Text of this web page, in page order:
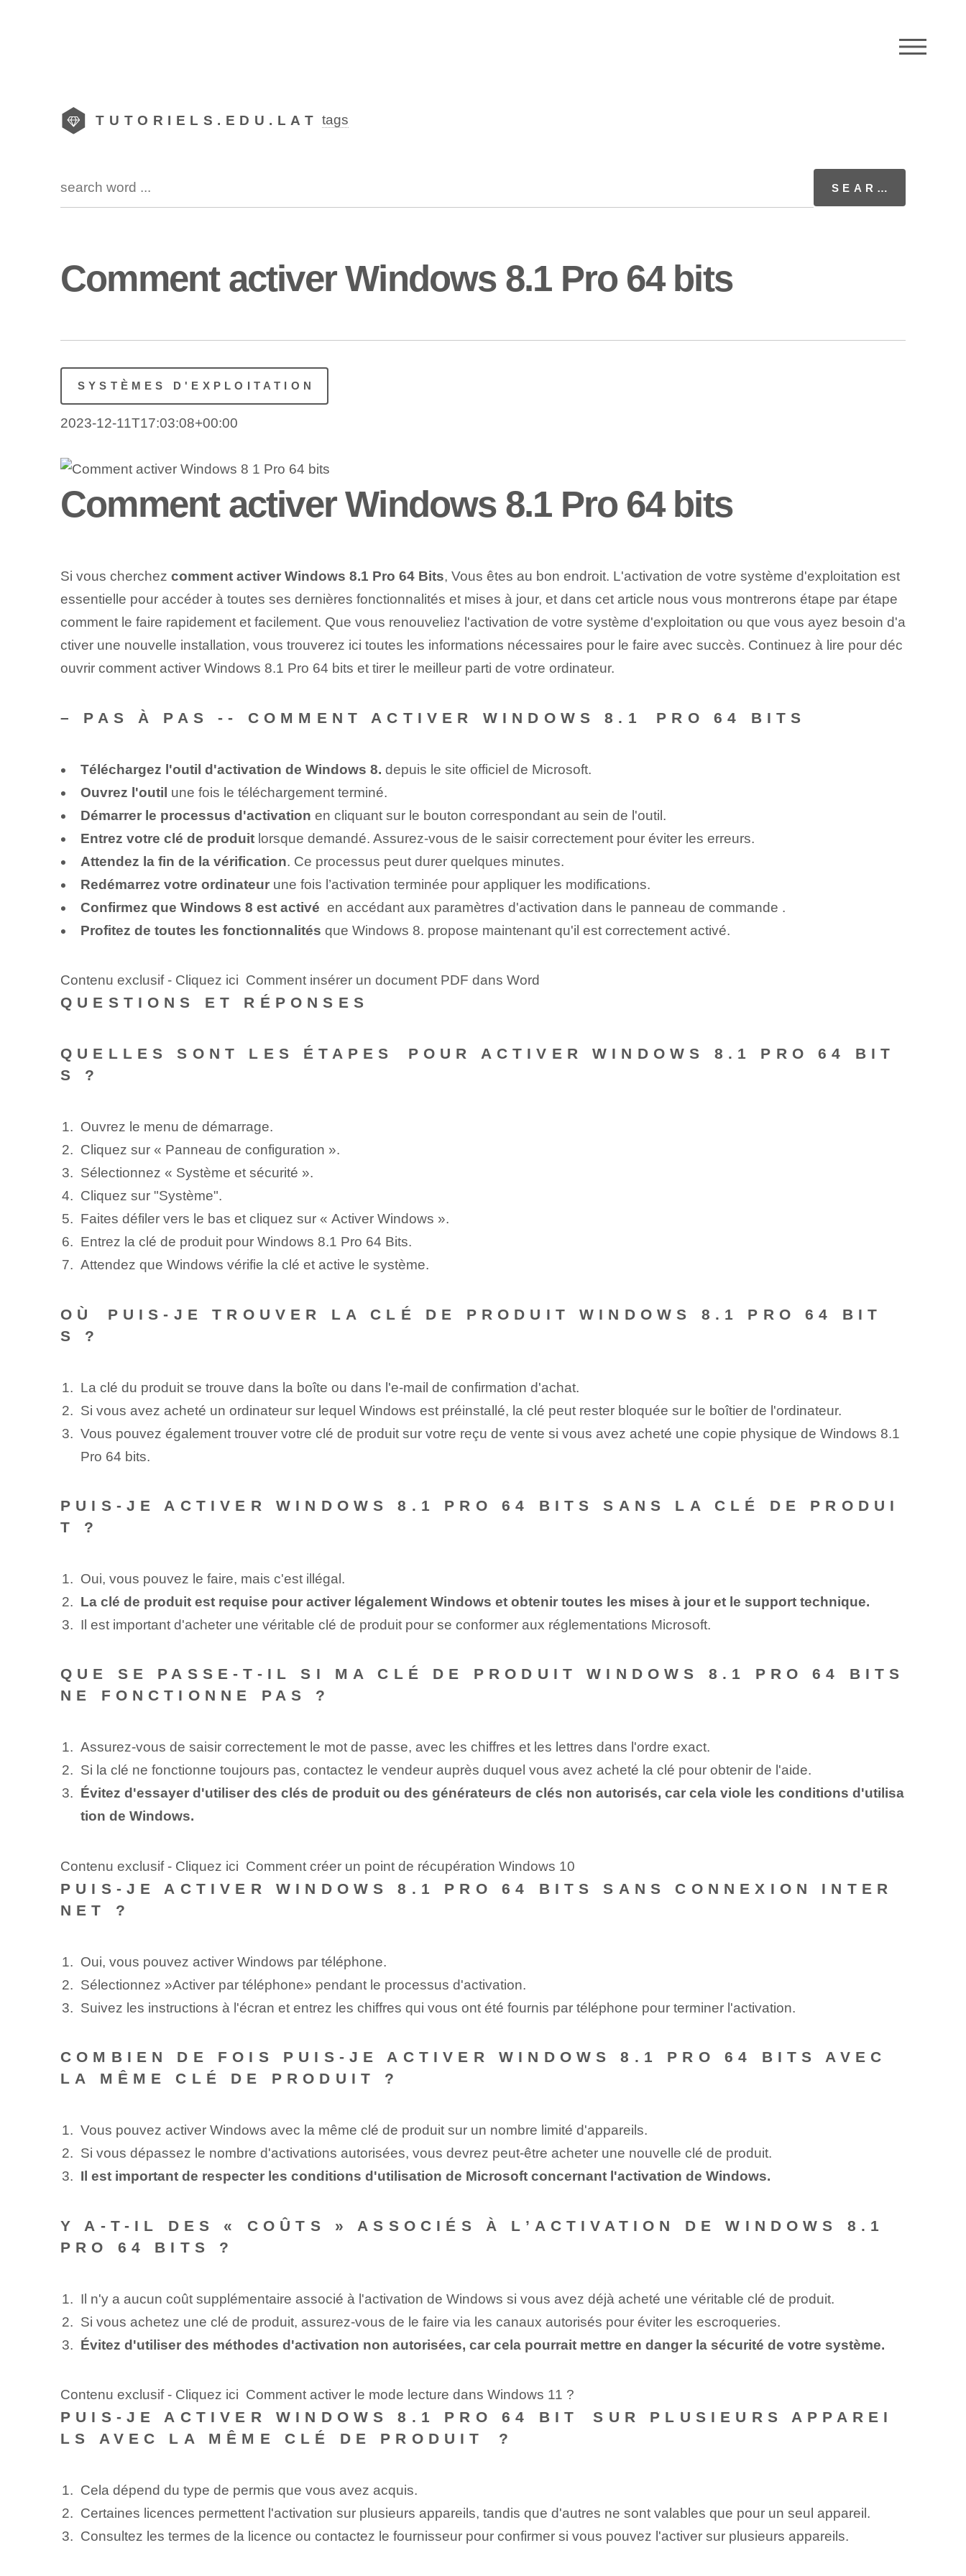
TUTORIELS.EDU.LAT tags
Comment activer Windows 8.1 Pro 64 bits
SYSTÈMES D'EXPLOITATION
2023-12-11T17:03:08+00:00
Comment activer Windows 8.1 Pro 64 bits
Si vous cherchez comment activer Windows 8.1 Pro 64 Bits, Vous êtes au bon endroit. L'activation de votre système d'exploitation est
essentielle pour accéder à toutes ses dernières fonctionnalités et mises à jour, et dans cet article nous vous montrerons étape par étape
comment le faire rapidement et facilement. Que vous renouveliez l'activation de votre système d'exploitation ou que vous ayez besoin d'a
ctiver une nouvelle installation, vous trouverez ici toutes les informations nécessaires pour le faire avec succès. Continuez à lire⁢ pour déc
ouvrir comment activer Windows⁣ 8.1 Pro 64 bits et tirer le meilleur parti de votre ordinateur.
– PAS À PAS -- COMMENT ACTIVER WINDOWS 8.1⁢ PRO 64 BITS
Téléchargez l'outil d'activation de Windows 8. depuis le site officiel de Microsoft.
Ouvrez l'outil une fois le téléchargement terminé.
Démarrer le processus d'activation en cliquant sur le bouton correspondant au sein de l'outil.
Entrez votre clé de produitlorsque demandé. Assurez-vous de le saisir correctement pour éviter les erreurs.
Attendez la fin de la vérification. Ce processus peut durer quelques minutes.
Redémarrez votre ordinateurune fois l’activation⁢ terminée pour appliquer les modifications.
Confirmez que Windows 8 est activé ⁤ en accédant aux ⁣paramètres d'activation ⁣dans le ⁢panneau de commande ⁤.
Profitez⁤ de toutes les fonctionnalités que ‌Windows 8. propose maintenant qu'il est correctement activé.
Contenu exclusif - Cliquez ici Comment insérer un document PDF dans Word
QUESTIONS ET RÉPONSES
QUELLES SONT LES ÉTAPES⁤ POUR ACTIVER WINDOWS 8.1 PRO 64 BIT
S ?
Ouvrez le menu de démarrage.
Cliquez sur « Panneau de configuration ».
Sélectionnez « Système⁤ et sécurité ».
Cliquez sur "Système".
Faites défiler vers le bas et cliquez sur « Activer Windows ».
Entrez la clé de produit pour⁤ Windows 8.1 Pro 64 Bits.
Attendez que Windows vérifie la clé et active le système.
OÙ⁢ PUIS-JE TROUVER LA CLÉ DE PRODUIT WINDOWS 8.1 PRO 64 BIT
S ?
La clé du produit se trouve dans la boîte ou dans l'e-mail de confirmation d'achat.
Si vous avez acheté un ordinateur sur lequel Windows est préinstallé, la clé peut rester bloquée sur le boîtier de l'ordinateur.
Vous pouvez également trouver votre clé de produit sur votre reçu de vente si vous avez acheté une copie physique de Windows 8.1
Pro 64 bits.
PUIS-JE ACTIVER WINDOWS 8.1 PRO 64 BITS SANS LA CLÉ DE PRODUI
T ?
Oui, vous pouvez le faire, mais c'est illégal.
La clé de produit est requise pour activer légalement Windows et obtenir toutes les mises à jour et le support technique.
Il est important d'acheter une véritable clé de produit pour se conformer aux réglementations Microsoft.
QUE SE PASSE-T-IL SI MA CLÉ DE PRODUIT WINDOWS 8.1 PRO 64 BITS
NE FONCTIONNE PAS ?
Assurez-vous de saisir correctement le mot de passe, avec les chiffres et les lettres dans l'ordre exact.
Si la clé‌ ne fonctionne toujours pas, contactez le vendeur⁤ auprès duquel vous avez acheté la clé pour obtenir de l'aide.
Évitez d'essayer d'utiliser des clés de produit ou des générateurs de clés non autorisés, car cela viole les conditions d'utilisa
tion de Windows.
Contenu exclusif - Cliquez ici Comment créer un point de récupération Windows 10
PUIS-JE ACTIVER WINDOWS 8.1 PRO 64 BITS SANS CONNEXION INTER
NET ?
Oui, vous pouvez activer Windows par téléphone.
Sélectionnez ⁣»Activer‌ par ‍téléphone» pendant le processus d'activation.
Suivez les instructions à l'écran et entrez les chiffres qui vous ont été fournis par téléphone pour terminer l'activation.
COMBIEN DE FOIS PUIS-JE ACTIVER WINDOWS 8.1 PRO 64 BITS AVEC
LA MÊME CLÉ DE PRODUIT ?
Vous pouvez activer Windows avec la même clé de produit sur un nombre limité d'appareils.
Si vous dépassez le nombre d'activations autorisées, vous devrez peut-être acheter une nouvelle clé de produit.
Il est important de respecter les conditions d'utilisation de Microsoft concernant l'activation de Windows.
Y A-T-IL DES « COÛTS » ASSOCIÉS À L’ACTIVATION DE WINDOWS 8.1⁢
PRO 64 BITS ?
Il n'y a aucun coût supplémentaire associé à l'activation de Windows si vous avez déjà acheté une véritable clé de produit.
Si vous achetez une clé de produit, assurez-vous de le faire via les canaux autorisés pour éviter les escroqueries.
Évitez d'utiliser des méthodes d'activation non autorisées, car cela pourrait mettre en danger la sécurité de votre système.
Contenu exclusif - Cliquez ici Comment activer le mode lecture dans Windows 11 ?
PUIS-JE ACTIVER WINDOWS 8.1 PRO 64 BIT⁤ SUR PLUSIEURS APPAREI
LS AVEC LA MÊME CLÉ DE PRODUIT⁢ ?
Cela dépend⁢ du type de permis que vous avez acquis.
Certaines licences permettent l'activation sur plusieurs appareils, tandis que d'autres ne sont valables que pour un seul appareil.
Consultez les termes de la licence ou contactez le fournisseur pour confirmer si vous pouvez l'activer sur plusieurs appareils.